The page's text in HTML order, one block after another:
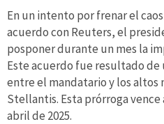
En un intento por frenar el
acuerdo con Reuters, el
posponer durante un mes la
Este acuerdo fue resultado
entre el mandatario y los altos
Stellantis. Esta prórroga vence
abril de 2025.